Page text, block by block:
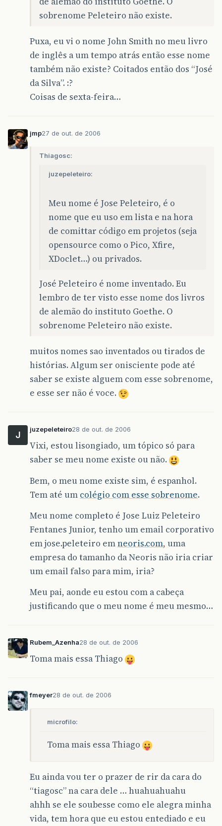
sobrenome Peleteiro não existe.
Puxa, eu vi o nome John Smith no meu livro
de inglês a um tempo atrás então esse nome
também não existe? Coitados então dos “José
da Silva”. :?
Coisas de sexta-feira…
jmp27 de out. de 2006
Thiagosc:
juzepeleteiro:
Meu nome é Jose Peleteiro, é o
nome que eu uso em lista e na hora
de comittar código em projetos (seja
opensource como o Pico, Xfire,
XDoclet…) ou privados.
José Peleteiro é nome inventado. Eu
lembro de ter visto esse nome dos livros
de alemão do instituto Goethe. O
sobrenome Peleteiro não existe.
muitos nomes sao inventados ou tirados de
histórias. Algum ser onisciente pode até
saber se existe alguem com esse sobrenome,
e esse ser não é voce.
J
juzepeleteiro28 de out. de 2006
Vixi, estou lisongiado, um tópico só para
saber se meu nome existe ou não.
Bem, o meu nome existe sim, é espanhol.
Tem até um colégio com esse sobrenome.
Meu nome completo é Jose Luiz Peleteiro
Fentanes Junior, tenho um email corporativo
em jose.peleteiro emneoris.com, uma
empresa do tamanho da Neoris não iria criar
um email falso para mim, iria?
Meu pai, aonde eu estou com a cabeça
justificando que o meu nome é meu mesmo…
Rubem_Azenha28 de out. de 2006
Toma mais essa Thiago
fmeyer28 de out. de 2006
microfilo:
Toma mais essa Thiago
Eu ainda vou ter o prazer de rir da cara do
“tiagosc” na cara dele … huahuahuahu
ahhh se ele soubesse como ele alegra minha
vida, tem hora que eu estou entediado e eu